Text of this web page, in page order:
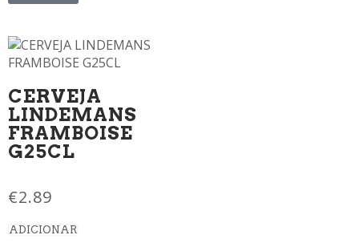
CERVEJA
LINDEMANS
FRAMBOISE
G25CL
€2.89
ADICIONAR